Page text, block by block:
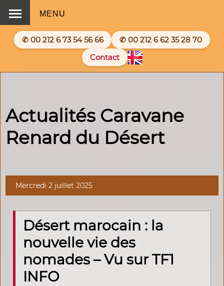
MENU
✆ 00 212 6 73 54 56 66
✆ 00 212 6 62 35 28 70
Contact
Actualités Caravane
Renard du Désert
Mercredi 2 juillet 2025
Désert marocain : la
nouvelle vie des
nomades – Vu sur TF1
INFO